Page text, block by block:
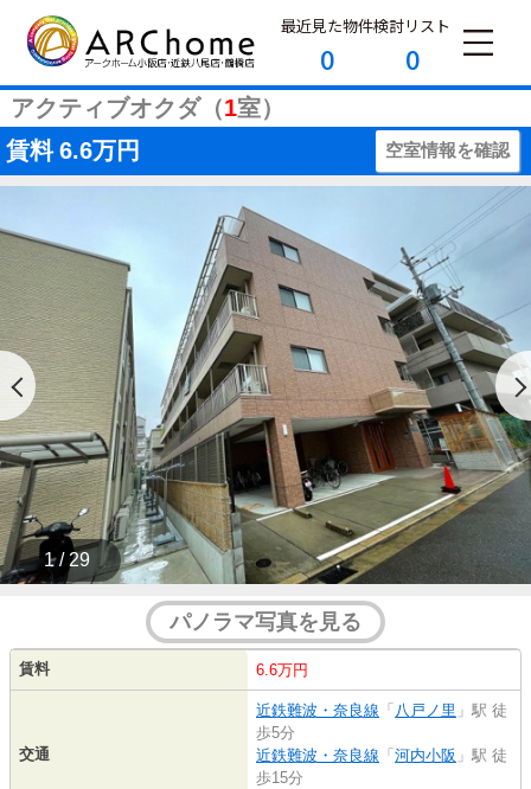
最近見た物件
0
検討リスト
0
アクティブオクダ（1室）
賃料 6.6万円 空室情報を確認
1 / 29
パノラマ写真を見る
賃料 6.6万円
交通
近鉄難波・奈良線 「 八戸ノ里 」駅 徒
歩5分
近鉄難波・奈良線 「 河内小阪 」駅 徒
歩15分